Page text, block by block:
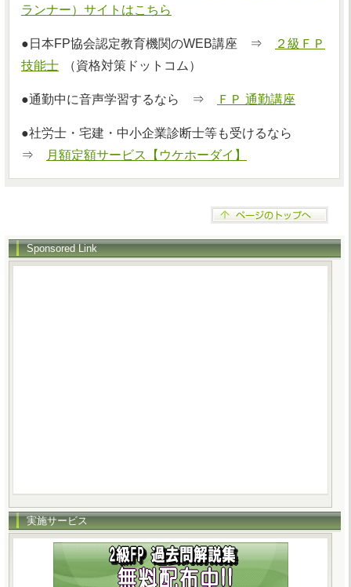
ランナー）サイトはこちら
●日本FP協会認定教育機関のWEB講座 ⇒
２級ＦＰ
技能士
（資格対策ドットコム）
●通勤中に音声学習するなら ⇒ ＦＰ 通勤講座
●社労士・宅建・中小企業診断士等も受けるなら
⇒
月額定額サービス【ウケホーダイ】
Sponsored Link
実施サービス